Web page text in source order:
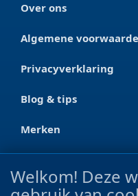
Over ons
Algemene
Privacyverklaring
Blog & tips
Merken
Welkom! Deze